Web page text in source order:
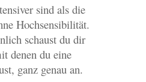
sind als die
Hochsensibilität.
schaust du dir
denen du eine
ganz genau an.